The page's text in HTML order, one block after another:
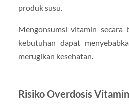
produk susu.
Mengonsumsi vitamin secara
kebutuhan dapat
merugikan kesehatan.
Risiko Overdosis Vitamin